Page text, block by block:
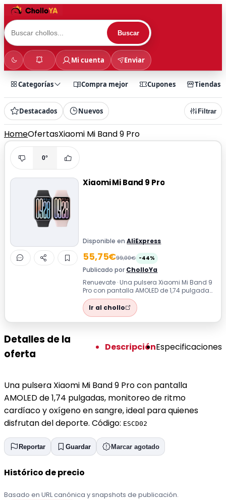
Buscar
Mi cuenta Enviar
Categorías Compra mejor Cupones Tiendas
Destacados Nuevos Filtrar
HomeOfertasXiaomi Mi Band 9 Pro
0°
Xiaomi Mi Band 9 Pro
Disponible enAliExpress
55,75€99,00€ -44%
Publicado por CholloYa
Renuevate · Una pulsera Xiaomi Mi Band 9
Pro con pantalla AMOLED de 1,74 pulgadas,
monitoreo de ritmo cardíaco y oxíg...
Ir al chollo
Detalles de la
oferta
DescripciónEspecificaciones
Una pulsera Xiaomi Mi Band 9 Pro con pantalla
AMOLED de 1,74 pulgadas, monitoreo de ritmo
cardíaco y oxígeno en sangre, ideal para quienes
disfrutan del deporte. Código: ESCD02
Reportar Guardar Marcar agotado
Histórico de precio
Basado en URL canónica y snapshots de publicación.